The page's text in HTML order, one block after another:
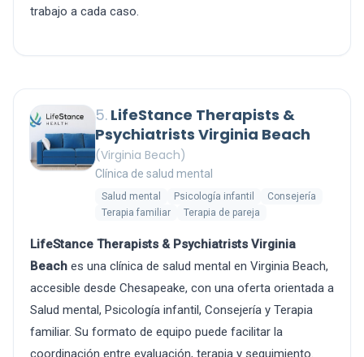
trabajo a cada caso.
5. LifeStance Therapists &
Psychiatrists Virginia Beach
(Virginia Beach)
Clínica de salud mental
Salud mental Psicología infantil
Consejería
Terapia familiar
Terapia de pareja
LifeStance Therapists & Psychiatrists Virginia
Beach es una clínica de salud mental en Virginia Beach,
accesible desde Chesapeake, con una oferta orientada a
Salud mental, Psicología infantil, Consejería y Terapia
familiar. Su formato de equipo puede facilitar la
coordinación entre evaluación, terapia y seguimiento.